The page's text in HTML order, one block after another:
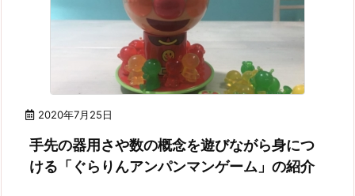
2020年7月25日
手先の器用さや数の概念を遊びながら身につ
ける「ぐらりんアンパンマンゲーム」の紹介